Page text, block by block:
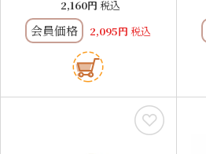
2,160 税込
会員価格 2,095 税込